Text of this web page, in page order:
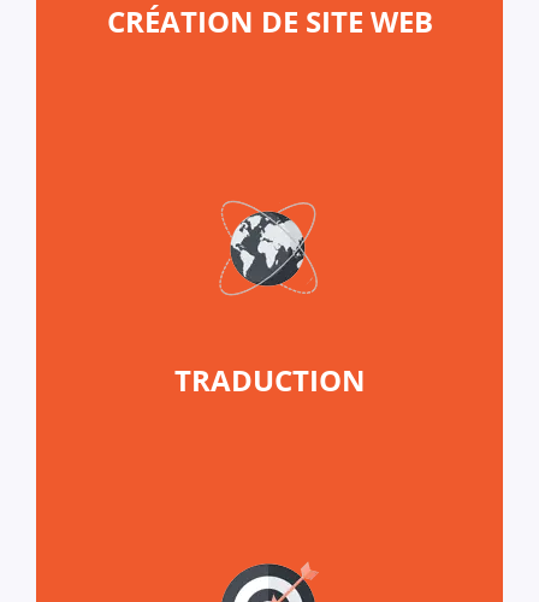
CRÉATION DE SITE WEB
TRADUCTION